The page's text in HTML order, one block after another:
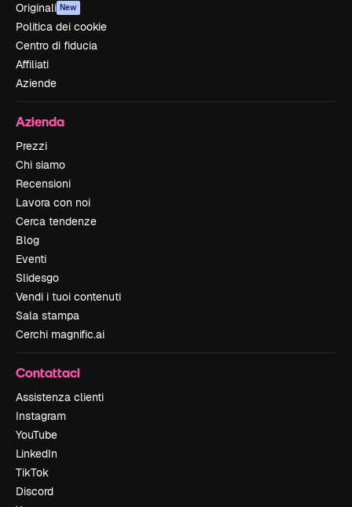
Originali New
Politica dei cookie
Centro di fiducia
Affiliati
Aziende
Azienda
Prezzi
Chi siamo
Recensioni
Lavora con noi
Cerca tendenze
Blog
Eventi
Slidesgo
Vendi i tuoi contenuti
Sala stampa
Cerchi magnific.ai
Contattaci
Assistenza clienti
Instagram
YouTube
LinkedIn
TikTok
Discord